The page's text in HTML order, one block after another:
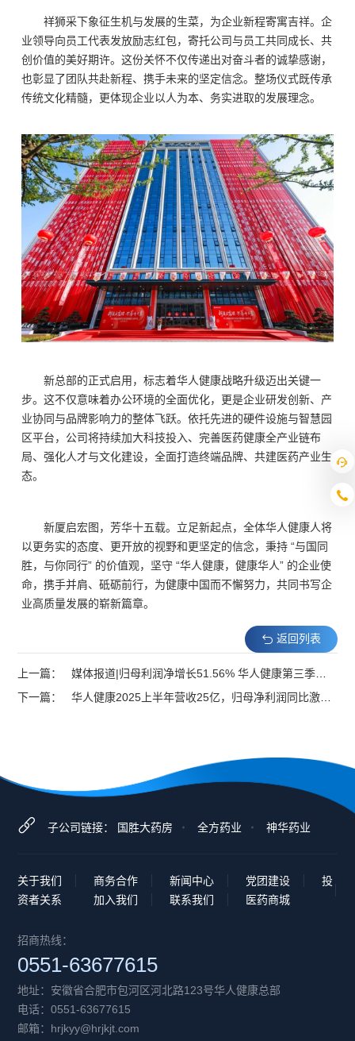
祥狮采下象征生机与发展的生菜，为企业新程寄寓吉祥。企
业领导向员工代表发放励志红包，寄托公司与员工共同成长、共
创价值的美好期许。这份关怀不仅传递出对奋斗者的诚挚感谢，
也彰显了团队共赴新程、携手未来的坚定信念。整场仪式既传承
传统文化精髓，更体现企业以人为本、务实进取的发展理念。
新总部的正式启用，标志着华人健康战略升级迈出关键一
步。这不仅意味着办公环境的全面优化，更是企业研发创新、产
业协同与品牌影响力的整体飞跃。依托先进的硬件设施与智慧园
区平台，公司将持续加大科技投入、完善医药健康全产业链布
局、强化人才与文化建设，全面打造终端品牌、共建医药产业生
态。
新厦启宏图，芳华十五载。立足新起点，全体华人健康人将
以更务实的态度、更开放的视野和更坚定的信念，秉持 “与国同
胜，与你同行” 的价值观，坚守 “华人健康，健康华人” 的企业使
命，携手并肩、砥砺前行，为健康中国而不懈努力，共同书写企
业高质量发展的崭新篇章。
返回列表
上一篇：
媒体报道|归母利润净增长51.56% 华人健康第三季度
表现抢眼！
下一篇：
华人健康2025上半年营收25亿，归母净利润同比激增
子公司链接： 国胜大药房 全方药业 神华药业
关于我们 商务合作 新闻中心 党团建设
投
资者关系
加入我们 联系我们 医药商城
招商热线：
0551-63677615
地址：安徽省合肥市包河区河北路123号华人健康总部
电话：0551-63677615
邮箱：hrjkyy@hrjkjt.com